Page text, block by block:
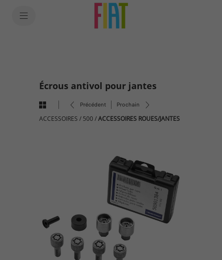
Écrous antivol pour jantes
Précédent Prochain
ACCESSOIRES / 500 /ACCESSOIRES ROUES/JANTES